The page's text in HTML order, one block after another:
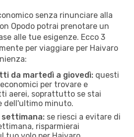
senza rinunciare alla
Opodo potrai prenotare un
alle tue esigenze. Ecco 3
per viaggiare per Haivaro
da martedì a giovedì: questi
per trovare e
aerei, soprattutto se stai
dell'ultimo minuto.
settimana: se riesci a evitare di
risparmierai